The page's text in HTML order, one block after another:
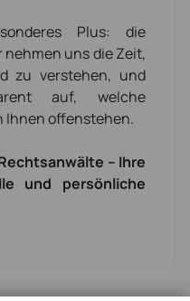
Plus: die
uns die Zeit,
zu verstehen, und
auf, welche
offenstehen.
– Ihre
und persönliche